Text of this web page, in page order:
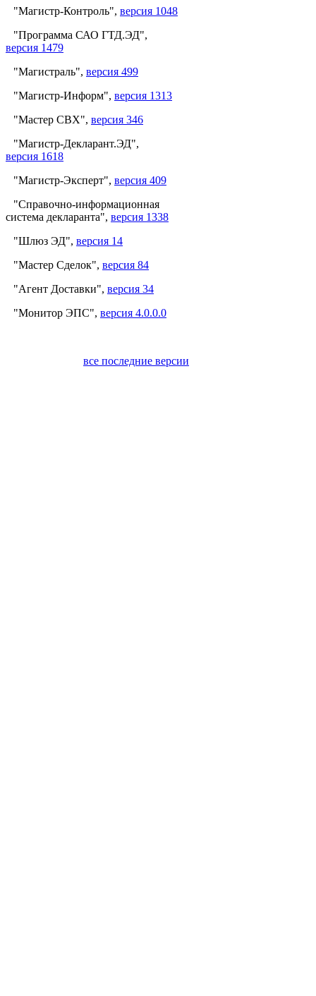
"Магистр-Контроль", версия 1048
"Программа САО ГТД.ЭД",
версия 1479
"Магистраль", версия 499
"Магистр-Информ", версия 1313
"Мастер СВХ", версия 346
"Магистр-Декларант.ЭД",
версия 1618
"Магистр-Эксперт", версия 409
"Справочно-информационная
система декларанта", версия 1338
"Шлюз ЭД", версия 14
"Мастер Сделок", версия 84
"Агент Доставки", версия 34
"Монитор ЭПС", версия 4.0.0.0
все последние версии